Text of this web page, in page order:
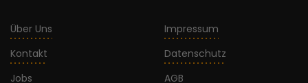
Über Uns
Kontakt
Jobs
Impressum
Datenschutz
AGB